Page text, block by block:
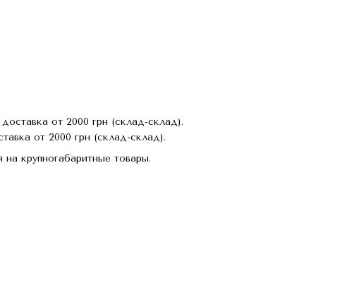
от 2000 грн (склад-склад).
от 2000 грн (склад-склад).
на крупногабаритные товары.